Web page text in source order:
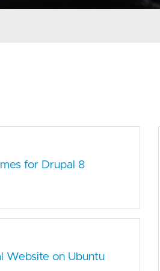
for Drupal 8
Website on Ubuntu